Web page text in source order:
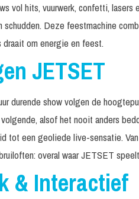
vol hits, vuurwerk, confetti,
schudden. Deze feestmachine
draait om energie en feest.
JETSET
durende show volgen de
alsof het nooit anders
tot een geoliede live-sensatie.
overal waar JETSET
& Interactief